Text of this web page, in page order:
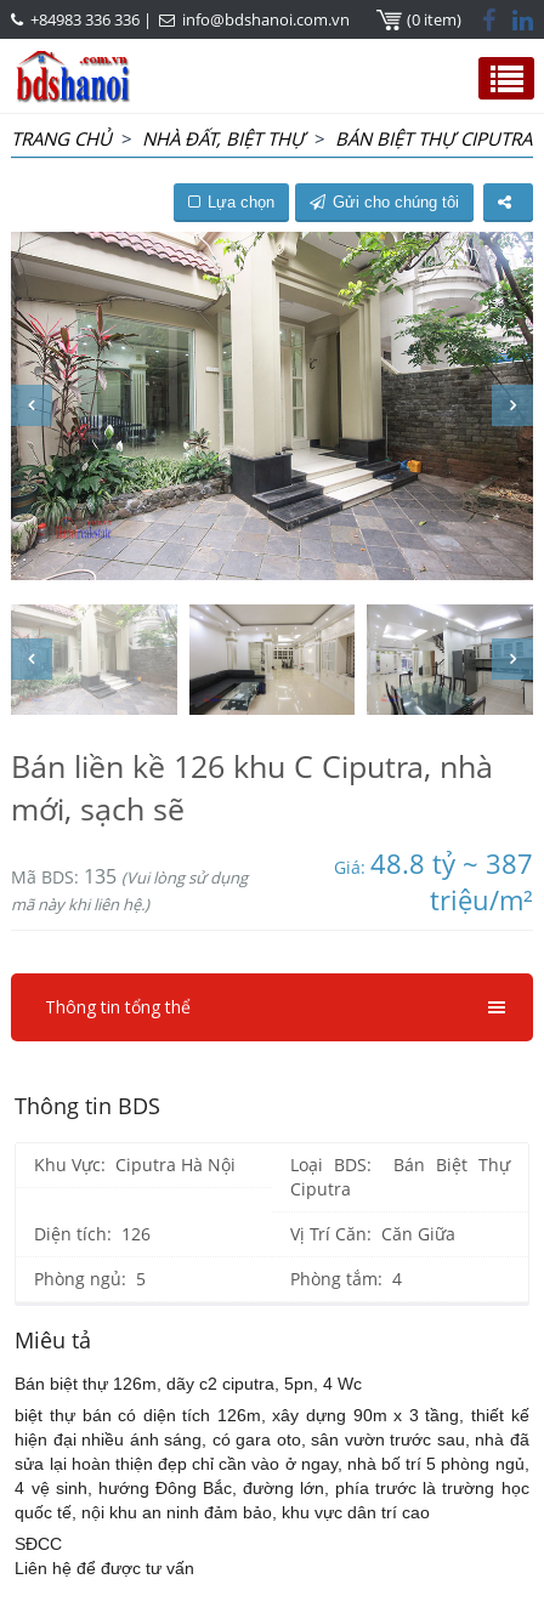
+84983 336 336| info@bdshanoi.com.vn (0 item)
TRANG CHỦ> NHÀ ĐẤT, BIỆT THỰ> BÁN BIỆT THỰ CIPUTRA
Lựa chọn Gửi cho chúng tôi
Bán liền kề 126 khu C Ciputra, nhà
mới, sạch sẽ
Mã BDS: 135 (Vui lòng sử dụng
mã này khi liên hệ.)
Giá:48.8 tỷ ~ 387
triệu/m²
Thông tin tổng thể
Thông tin BDS
Khu Vực: Ciputra Hà Nội
Loại BDS: Bán Biệt Thự
Ciputra
Diện tích: 126
Vị Trí Căn: Căn Giữa
Phòng ngủ: 5
Phòng tắm: 4
Miêu tả
Bán biệt thự 126m, dãy c2 ciputra, 5pn, 4 Wc
biệt thự bán có diện tích 126m, xây dựng 90m x 3 tầng, thiết kế
hiện đại nhiều ánh sáng, có gara oto, sân vườn trước sau, nhà đã
sửa lại hoàn thiện đẹp chỉ cần vào ở ngay, nhà bố trí 5 phòng ngủ,
4 vệ sinh, hướng Đông Bắc, đường lớn, phía trước là trường học
quốc tế, nội khu an ninh đảm bảo, khu vực dân trí cao
SĐCC
Liên hệ để được tư vấn